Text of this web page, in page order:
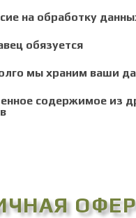
на обработку
обязуется
мы храним ваши
содержимое из